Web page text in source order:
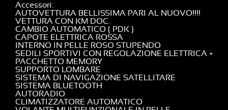
Accessori
AUTOVETTURA BELLISSIMA PARI AL NUOVO!!!!
VETTURA CON KM DOC.
CAMBIO AUTOMATICO ( PDK )
CAPOTE ELETTRICA ROSSA
INTERNO IN PELLE ROSO STUPENDO
SEDILI SPORTIVI CON REGOLAZIONE ELETTRICA +
PACCHETTO MEMORY
SUPPORTO LOMBARE
SISTEMA DI NAVIGAZIONE SATELLITARE
SISTEMA BLUETOOTH
AUTORADIO
CLIMATIZZATORE AUTOMATICO